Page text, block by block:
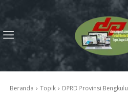
Beranda Topik DPRD Provinsi Bengkulu